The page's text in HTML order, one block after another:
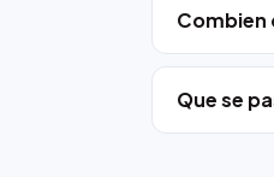
Combien
Que se